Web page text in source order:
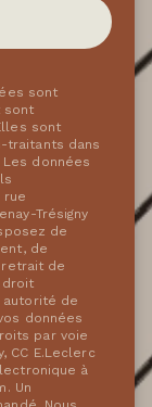
sont
sont
sont
traitants dans
données
rue
Trésigny
de
de
de
droit
autorité de
données
par voie
CC E.Leclerc
à
Un